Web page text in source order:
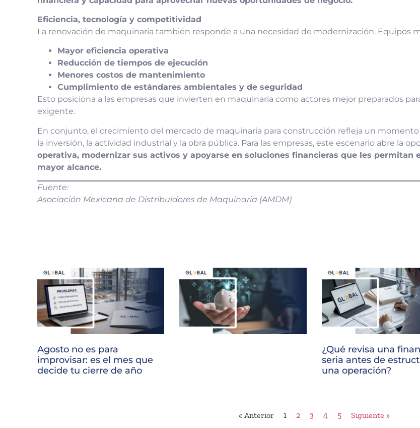
Eficiencia, tecnología y competitividad
La renovación de maquinaria también responde a una necesidad de modernización. Equipos
Mayor eficiencia operativa
Reducción de tiempos de ejecución
Menores costos de mantenimiento
Cumplimiento de estándares ambientales y de seguridad
Esto posiciona a las empresas que invierten en maquinaria como actores mejor preparados
exigente.
En conjunto, el crecimiento del mercado de maquinaria para construcción refleja un
la inversión, la actividad industrial y la obra pública. Para las empresas, este escenario abre la
operativa, modernizar sus activos y apoyarse en soluciones financieras que les permitan
mayor alcance.
Fuente:
Asociación Mexicana de Distribuidores de Maquinaria (AMDM)
Agosto no es para
improvisar: es el mes que
decide tu cierre de año
¿Qué revisa una
seria antes de
una operación?
« Anterior 1 2 3 4 5 Siguiente »